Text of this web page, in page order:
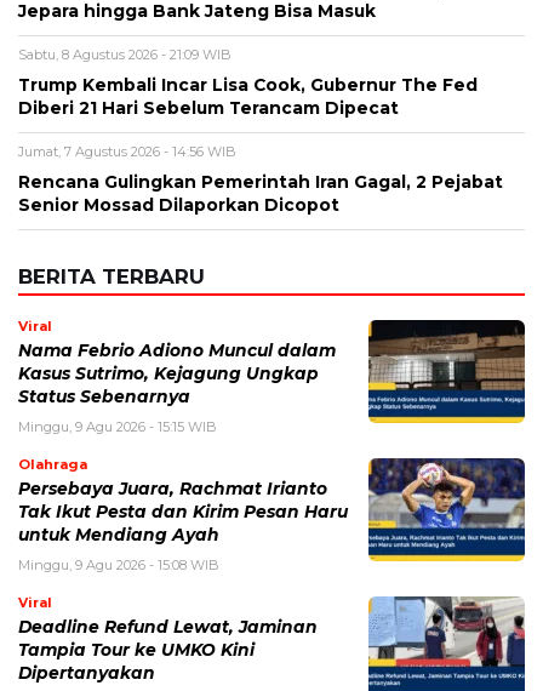
Jepara hingga Bank Jateng Bisa Masuk
Sabtu, 8 Agustus 2026 - 21:09 WIB
Trump Kembali Incar Lisa Cook, Gubernur The Fed
Diberi 21 Hari Sebelum Terancam Dipecat
Jumat, 7 Agustus 2026 - 14:56 WIB
Rencana Gulingkan Pemerintah Iran Gagal, 2 Pejabat
Senior Mossad Dilaporkan Dicopot
BERITA TERBARU
Viral
Nama Febrio Adiono Muncul dalam
Kasus Sutrimo, Kejagung Ungkap
Status Sebenarnya
Minggu, 9 Agu 2026 - 15:15 WIB
Olahraga
Persebaya Juara, Rachmat Irianto
Tak Ikut Pesta dan Kirim Pesan Haru
untuk Mendiang Ayah
Minggu, 9 Agu 2026 - 15:08 WIB
Viral
Deadline Refund Lewat, Jaminan
Tampia Tour ke UMKO Kini
Dipertanyakan